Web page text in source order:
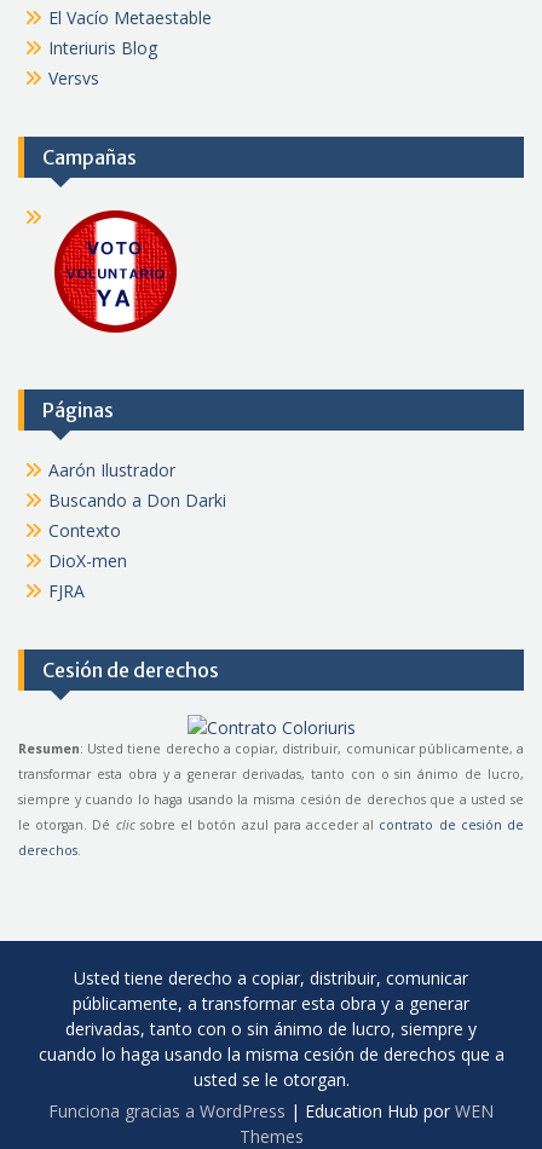
El Vacío Metaestable
Interiuris Blog
Versvs
Campañas
Páginas
Aarón Ilustrador
Buscando a Don Darki
Contexto
DioX-men
FJRA
Cesión de derechos
Resumen: Usted tiene derecho a copiar, distribuir, comunicar públicamente, a
transformar esta obra y a generar derivadas, tanto con o sin ánimo de lucro,
siempre y cuando lo haga usando la misma cesión de derechos que a usted se
le otorgan. Dé clicsobre el botón azul para acceder al contrato de cesión de
derechos
Usted tiene derecho a copiar, distribuir, comunicar
públicamente, a transformar esta obra y a generar
derivadas, tanto con o sin ánimo de lucro, siempre y
cuando lo haga usando la misma cesión de derechos que a
usted se le otorgan.
Funciona gracias a WordPress | Education Hub por WEN
Themes